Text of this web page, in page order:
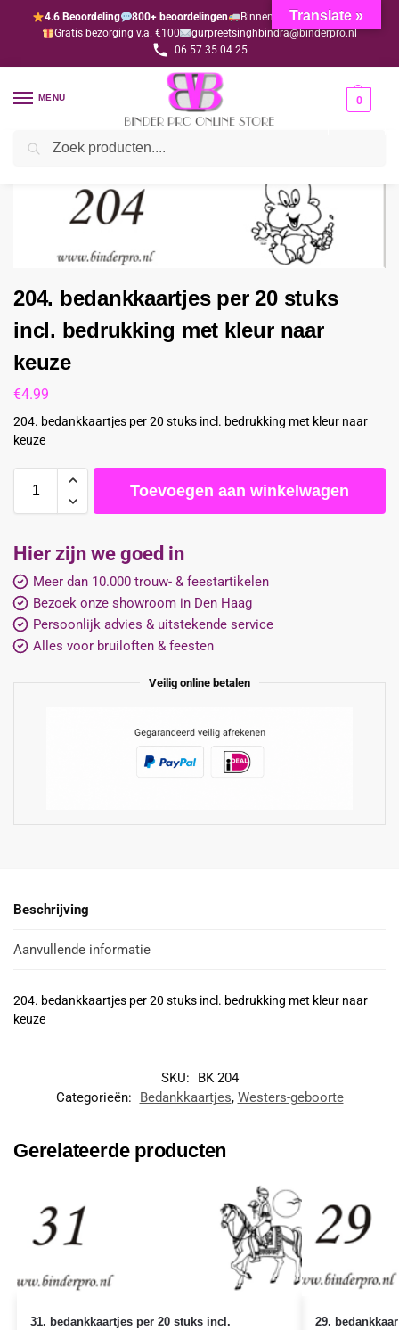
4.6 Beoordeling 800+ beoordelingen
Binnen 1-3 dagen geleverd
Gratis bezorging v.a. €100
gurpreetsinghbindra@binderpro.nl
06 57 35 04 25
MENU 0
Home Bedankjesafdeling
204. bedankkaartjes per 20 stuks
incl. bedrukking met kleur naar
keuze
€4.99
204. bedankkaartjes per 20 stuks incl. bedrukking met kleur naar
keuze
Toevoegen aan winkelwagen
Hier zijn we goed in
Meer dan 10.000 trouw- & feestartikelen
Bezoek onze showroom in Den Haag
Persoonlijk advies & uitstekende service
Alles voor bruiloften & feesten
Veilig online betalen
Beschrijving
Aanvullende informatie
204. bedankkaartjes per 20 stuks incl. bedrukking met kleur naar
keuze
SKU:
BK 204
Categorieën:
Bedankkaartjes, Westers-geboorte
Gerelateerde producten
31. bedankkaartjes per 20 stuks incl.
29.
Translate »